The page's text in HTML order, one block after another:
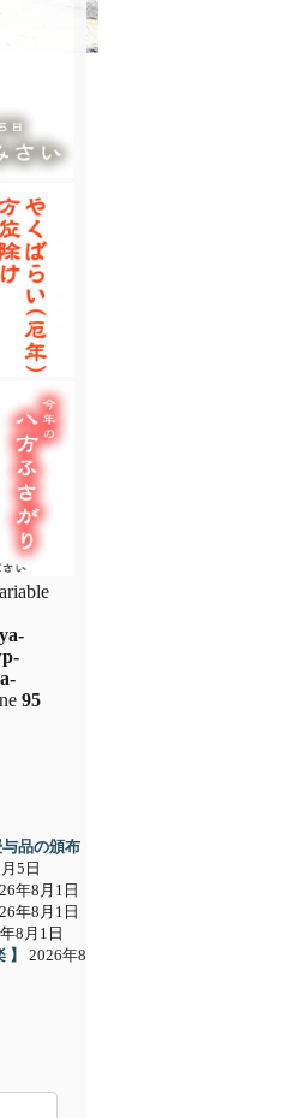
95
与品の頒布
5日
年8月1日
年8月1日
8月1日
2026年8